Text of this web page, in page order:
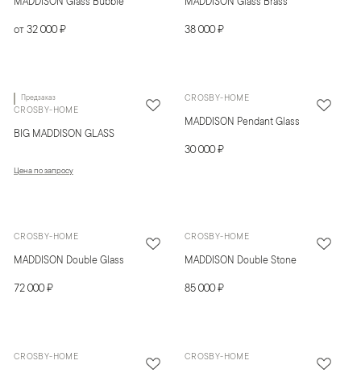
MADDISON Glass Bubble
от 32 000 ₽
MADDISON Glass Brass
38 000 ₽
Предзаказ
CROSBY-HOME
BIG MADDISON GLASS
Цена по запросу
CROSBY-HOME
MADDISON Pendant Glass
30 000 ₽
CROSBY-HOME
MADDISON Double Glass
72 000 ₽
CROSBY-HOME
MADDISON Double Stone
85 000 ₽
CROSBY-HOME CROSBY-HOME